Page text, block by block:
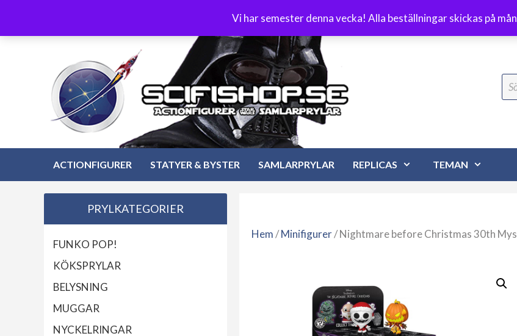
Vi har semester denna vecka! Alla beställningar skickas på
innehåll
Öppet köp 30 dagar Frakt 89 kr
for:
ACTIONFIGURER STATYER & BYSTER SAMLARPRYLAR REPLICAS TEMAN
Hem/Minifigurer/ Nightmare before Christmas 30th
PRYLKATEGORIER
FUNKO POP!
KÖKSPRYLAR
BELYSNING
MUGGAR
NYCKELRINGAR